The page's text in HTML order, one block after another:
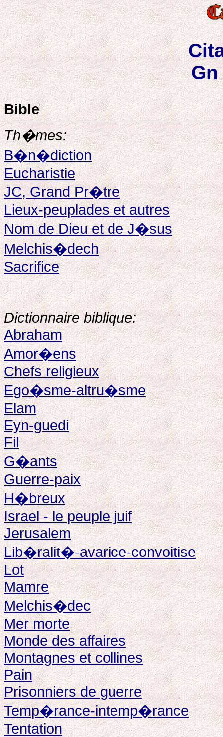
Gn
Bible
Th�mes:
B�n�diction
Eucharistie
JC, Grand Pr�tre
Lieux-peuplades et autres
Nom de Dieu et de J�sus
Melchis�dech
Sacrifice
Dictionnaire biblique:
Abraham
Amor�ens
Chefs religieux
Ego�sme-altru�sme
Elam
Eyn-guedi
Fil
G�ants
Guerre-paix
H�breux
Israel - le peuple juif
Jerusalem
Lib�ralit�-avarice-convoitise
Lot
Mamre
Melchis�dec
Mer morte
Monde des affaires
Montagnes et collines
Pain
Prisonniers de guerre
Temp�rance-intemp�rance
Tentation